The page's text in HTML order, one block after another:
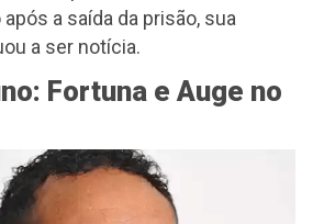
a saída da prisão, sua
a ser notícia.
Fortuna e Auge no